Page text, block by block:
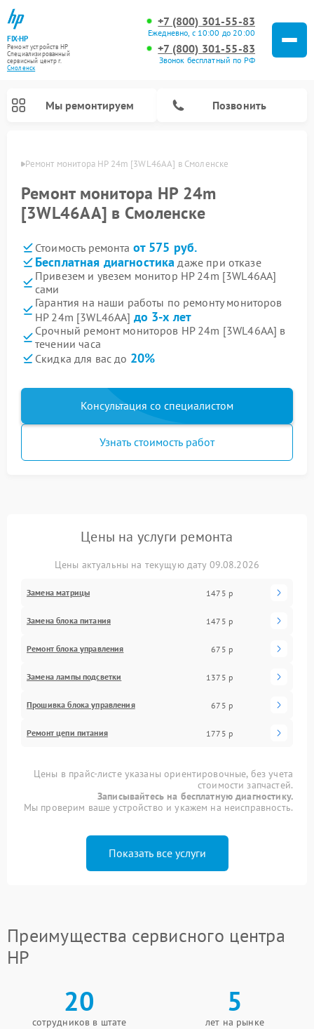
FIX-HP
Ремонт устройств HP
Специализированный
cервисный центр г.
Смоленск
+7 (800) 301-55-83
Ежедневно, с 10:00 до 20:00
+7 (800) 301-55-83
Звонок бесплатный по РФ
Мы ремонтируем Позвонить
Ремонт монитора HP 24m [3WL46AA] в Смоленске
Ремонт монитора HP 24m
[3WL46AA] в Смоленске
Стоимость ремонта от 575 руб.
Бесплатная диагностика даже при отказе
Привезем и увезем монитор HP 24m [3WL46AA]
сами
Гарантия на наши работы по ремонту мониторов
HP 24m [3WL46AA] до 3-х лет
Срочный ремонт мониторов HP 24m [3WL46AA] в
течении часа
Скидка для вас до 20%
Консультация со специалистом
Узнать стоимость работ
Цены на услуги ремонта
Цены актуальны на текущую дату 09.08.2026
Замена матрицы 1475 р
Замена блока питания 1475 р
Ремонт блока управления 675 р
Замена лампы подсветки 1375 р
Прошивка блока управления 675 р
Ремонт цепи питания 1775 р
Цены в прайс-листе указаны ориентировочные, без учета
стоимости запчастей.
Записывайтесь на бесплатную диагностику.
Мы проверим ваше устройство и укажем на неисправность.
Показать все услуги
Преимущества сервисного центра
HP
20
сотрудников в штате
5
лет на рынке